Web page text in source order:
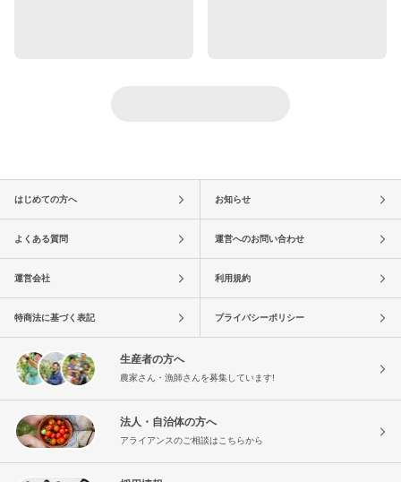
はじめての方へ お知らせ
よくある質問 運営へのお問い合わせ
運営会社 利用規約
特商法に基づく表記 プライバシーポリシー
生産者の方へ
農家さん・漁師さんを募集しています!
法人・自治体の方へ
アライアンスのご相談はこちらから